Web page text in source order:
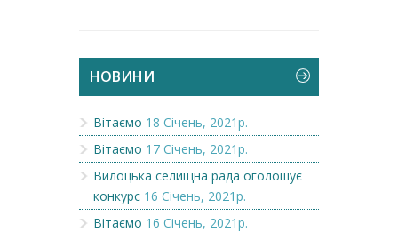
НОВИНИ
Вітаємо 18 Січень, 2021р.
Вітаємо 17 Січень, 2021р.
Вилоцька селищна рада оголошує
конкурс 16 Січень, 2021р.
Вітаємо 16 Січень, 2021р.